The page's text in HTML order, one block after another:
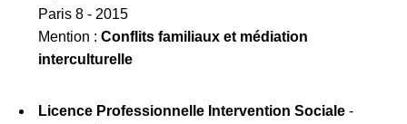
Paris 8 - 2015
Mention : Conflits familiaux et médiation
interculturelle
Licence Professionnelle Intervention Sociale-